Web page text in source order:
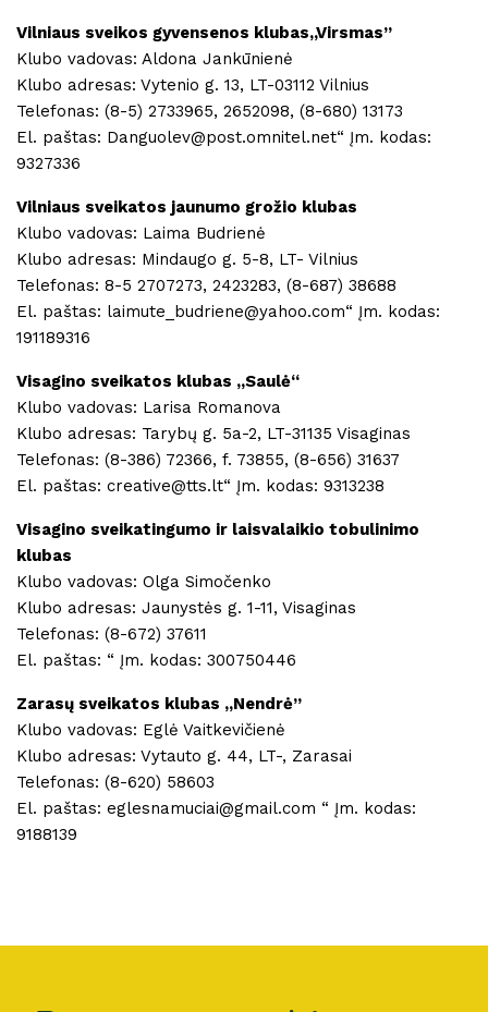
Vilniaus sveikos gyvensenos klubas,,Virsmas”
Klubo vadovas: Aldona Jankūnienė
Klubo adresas: Vytenio g. 13, LT-03112 Vilnius
Telefonas: (8-5) 2733965, 2652098, (8-680) 13173
El. paštas: Danguolev@post.omnitel.net“ Įm. kodas:
9327336
Vilniaus sveikatos jaunumo grožio klubas
Klubo vadovas: Laima Budrienė
Klubo adresas: Mindaugo g. 5-8, LT- Vilnius
Telefonas: 8-5 2707273, 2423283, (8-687) 38688
El. paštas: laimute_budriene@yahoo.com“ Įm. kodas:
191189316
Visagino sveikatos klubas ,,Saulė“
Klubo vadovas: Larisa Romanova
Klubo adresas: Tarybų g. 5a-2, LT-31135 Visaginas
Telefonas: (8-386) 72366, f. 73855, (8-656) 31637
El. paštas: creative@tts.lt“ Įm. kodas: 9313238
Visagino sveikatingumo ir laisvalaikio tobulinimo
klubas
Klubo vadovas: Olga Simočenko
Klubo adresas: Jaunystės g. 1-11, Visaginas
Telefonas: (8-672) 37611
El. paštas: “ Įm. kodas: 300750446
Zarasų sveikatos klubas ,,Nendrė”
Klubo vadovas: Eglė Vaitkevičienė
Klubo adresas: Vytauto g. 44, LT-, Zarasai
Telefonas: (8-620) 58603
El. paštas: eglesnamuciai@gmail.com “ Įm. kodas:
9188139